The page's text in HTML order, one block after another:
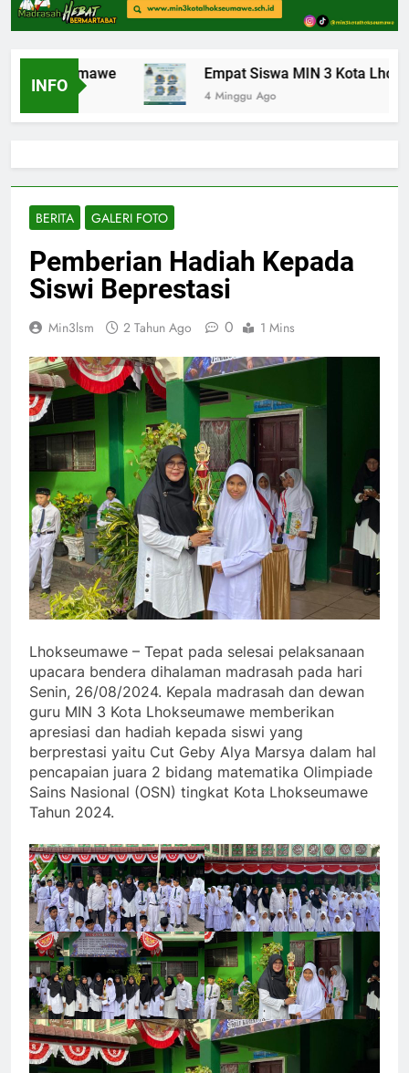
INFO
Empat Siswa MIN 3 Kota
4 Minggu Ago
BERITA GALERI FOTO
Pemberian Hadiah Kepada
Siswi Beprestasi
Min3lsm 2 Tahun Ago 0 1 Mins
Lhokseumawe – Tepat pada selesai pelaksanaan
upacara bendera dihalaman madrasah pada hari
Senin, 26/08/2024. Kepala madrasah dan dewan
guru MIN 3 Kota Lhokseumawe memberikan
apresiasi dan hadiah kepada siswi yang
berprestasi yaitu Cut Geby Alya Marsya dalam hal
pencapaian juara 2 bidang matematika Olimpiade
Sains Nasional (OSN) tingkat Kota Lhokseumawe
Tahun 2024.